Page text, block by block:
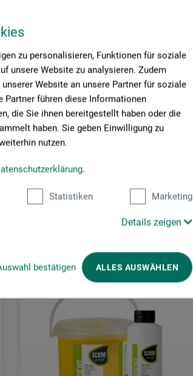
zu personalisieren, Funktionen für soziale
unsere Website zu analysieren. Zudem
Website an unsere Partner für soziale
Partner führen diese Informationen
die Sie ihnen bereitgestellt haben oder die
haben. Sie geben Einwilligung zu
nutzen.
.
Statistiken Marketing
Details zeigen
bestätigen ALLES AUSWÄHLEN
også